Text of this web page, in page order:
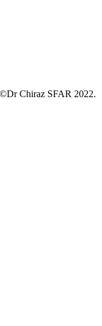
Chiraz SFAR 2022.